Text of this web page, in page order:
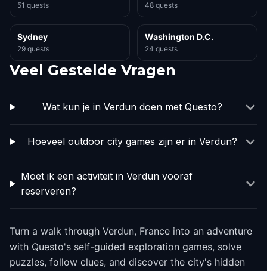
51 quests 48 quests
Sydney
29 quests
Washington D.C.
24 quests
Veel Gestelde Vragen
Wat kun je in Verdun doen met Questo?
Hoeveel outdoor city games zijn er in Verdun?
Moet ik een activiteit in Verdun vooraf
reserveren?
Turn a walk through Verdun, France into an adventure
with Questo's self-guided exploration games, solve
puzzles, follow clues, and discover the city's hidden